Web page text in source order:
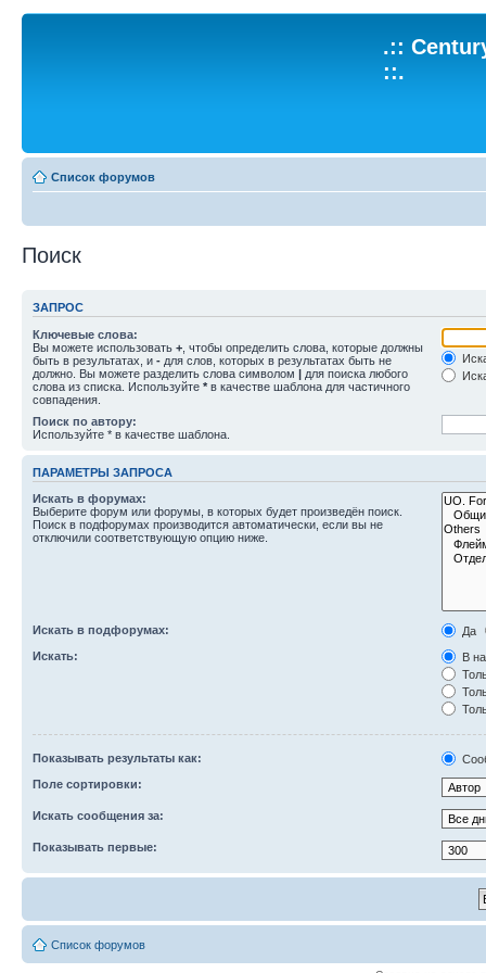
.::
::.
Список форумов
Поиск
ЗАПРОС
Ключевые слова:
Вы можете использовать + , чтобы определить слова, которые должны
быть в результатах, и - для слов, которых в результатах быть не
должно. Вы можете разделить слова символом | для поиска любого
слова из списка. Используйте * в качестве шаблона для частичного
совпадения.
Поиск по автору:
Используйте * в качестве шаблона.
ПАРАМЕТРЫ ЗАПРОСА
Искать в форумах:
Выберите форум или форумы, в которых будет произведён поиск.
Поиск в подфорумах производится автоматически, если вы не
отключили соответствующую опцию ниже.
Искать в подфорумах:
Да
Искать:
В
Показывать результаты как:
Поле сортировки:
Искать сообщения за:
Показывать первые:
Список форумов